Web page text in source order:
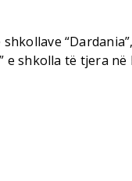
“Dardania”,
e shkolla të tjera